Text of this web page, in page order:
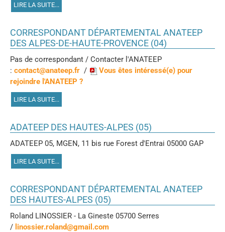
LIRE LA SUITE...
CORRESPONDANT DÉPARTEMENTAL ANATEEP
DES ALPES-DE-HAUTE-PROVENCE (04)
Pas de correspondant / Contacter l'ANATEEP
: contact@anateep.fr /
Vous êtes intéressé(e) pour
rejoindre l'ANATEEP ?
LIRE LA SUITE...
ADATEEP DES HAUTES-ALPES (05)
ADATEEP 05, MGEN, 11 bis rue Forest d'Entrai 05000 GAP
LIRE LA SUITE...
CORRESPONDANT DÉPARTEMENTAL ANATEEP
DES HAUTES-ALPES (05)
Roland LINOSSIER - La Gineste 05700 Serres
/ linossier.roland@gmail.com